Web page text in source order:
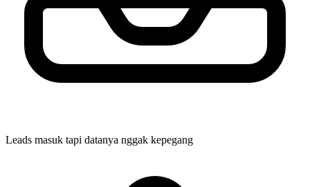
Leads masuk tapi datanya nggak kepegang